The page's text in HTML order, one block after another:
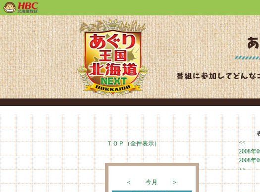
ＴＯＰ（全件表示）
＜ 今月 ＞
表示
<<
2008
2008
>>